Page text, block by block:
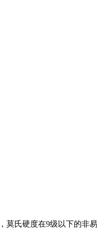
氏硬度在9级以下的非